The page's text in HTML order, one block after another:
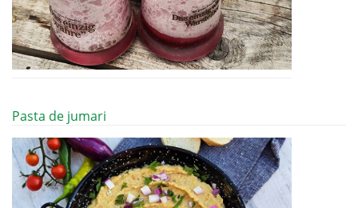
Pasta de jumari